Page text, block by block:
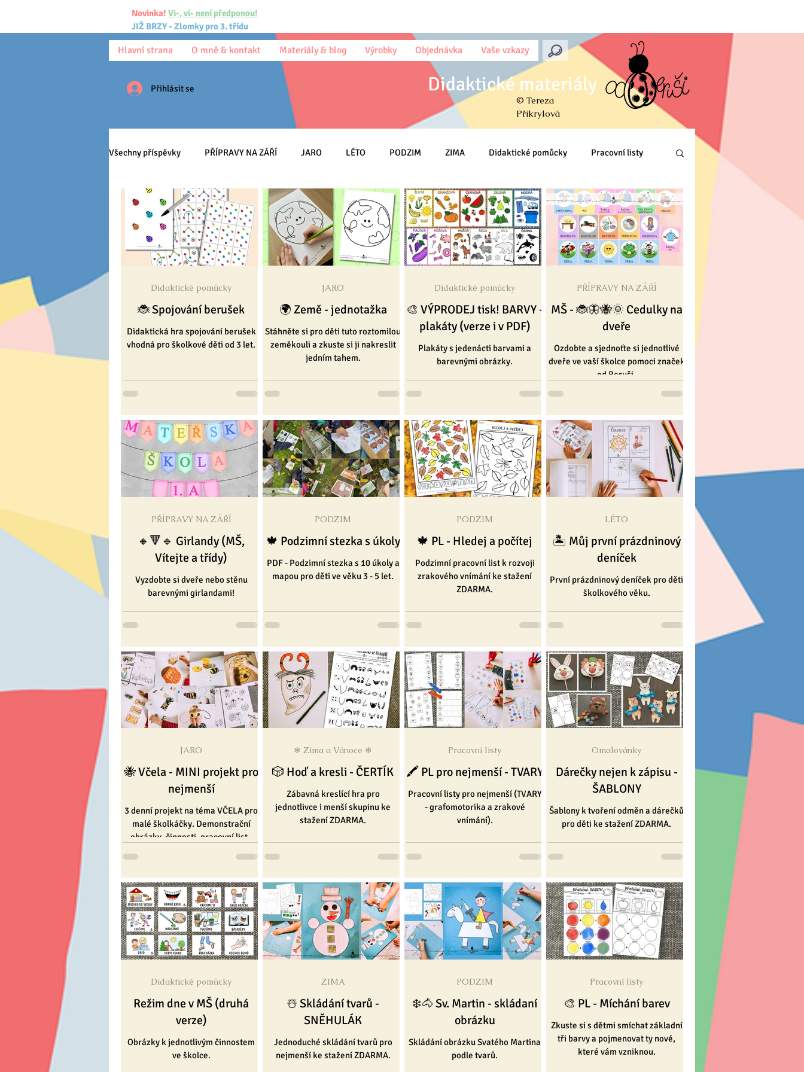
Novinka! Vi-, ví- není předponou!
JIŽ BRZY - Zlomky pro 3. třídu
Hlavní strana O mně & kontakt Materiály & blog Výrobky Objednávka Vaše vzkazy
Přihlásit se Didaktické materiály
© Tereza
Přikrylová
Všechny příspěvky PŘÍPRAVY NA ZÁŘÍ JARO LÉTO PODZIM ZIMA Didaktické pomůcky Pracovní listy
Ke stažení Omalovánky Český jazyk (sloh) Psaní Matematika Prvouka (PŘ, VL, Z) Anglický jazyk
Učíme se HRY Třída MŠ Na DOMA Knihy & Básničky & Čtení Osmisměrky & křížovky SLOVENSKY
Tvoření Pro pedagogy Výrobky ❄ Zima a Vánoce ❄
🐞 Spojování berušek
Didaktická hra spojování berušek
vhodná pro školkové děti od 3 let.
Didaktické pomůcky
🌍 Země - jednotažka
Stáhněte si pro děti tuto roztomilou
zeměkouli a zkuste si ji nakreslit
jedním tahem.
JARO
🎨 VÝPRODEJ tisk! BARVY -
plakáty (verze i v PDF)
Plakáty s jedenácti barvami a
barevnými obrázky.
Didaktické pomůcky
MŠ - 🐞🦋🐝🌞 Cedulky na
dveře
Ozdobte a sjednoťte si jednotlivé
dveře ve vaší školce pomoci značek
od Beruši.
PŘÍPRAVY NA ZÁŘÍ
🔸🔻🔹 Girlandy (MŠ,
Vítejte a třídy)
Vyzdobte si dveře nebo stěnu
barevnými girlandami!
PŘÍPRAVY NA ZÁŘÍ
🍁 Podzimní stezka s úkoly
PDF - Podzimní stezka s 10 úkoly a
mapou pro děti ve věku 3 - 5 let.
PODZIM
🍁 PL - Hledej a počítej
Podzimní pracovní list k rozvoji
zrakového vnímání ke stažení
ZDARMA.
PODZIM
🏝️ Můj první prázdninový
deníček
První prázdninový deníček pro děti
školkového věku.
LÉTO
🐝 Včela - MINI projekt pro
nejmenší
3 denní projekt na téma VČELA pro
malé školkáčky. Demonstrační
obrázky, činnosti, pracovní list i
JARO
🎲 Hoď a kresli - ČERTÍK
Zábavná kreslící hra pro
jednotlivce i menší skupinu ke
stažení ZDARMA.
❄ Zima a Vánoce ❄
🖍 PL pro nejmenší - TVARY
Pracovní listy pro nejmenší (TVARY
- grafomotorika a zrakové
vnímání).
Pracovní listy
Dárečky nejen k zápisu -
ŠABLONY
Šablony k tvoření odměn a dárečků
pro děti ke stažení ZDARMA.
Omalovánky
Režim dne v MŠ (druhá
verze)
Obrázky k jednotlivým činnostem
ve školce.
Didaktické pomůcky
☃️ Skládání tvarů -
SNĚHULÁK
Jednoduché skládání tvarů pro
nejmenší ke stažení ZDARMA.
ZIMA
❄️🐴 Sv. Martin - skládaní
obrázku
Skládání obrázku Svatého Martina
podle tvarů.
PODZIM
🎨 PL - Míchání barev
Zkuste si s dětmi smíchat základní
tři barvy a pojmenovat ty nové,
které vám vzniknou.
Pracovní listy